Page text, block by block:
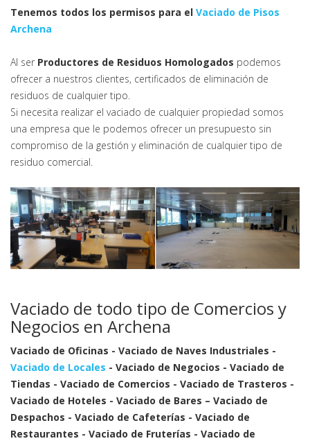
Tenemos todos los permisos para el Vaciado de Pisos
Archena
Al ser Productores de Residuos Homologados podemos
ofrecer a nuestros clientes, certificados de eliminación de
residuos de cualquier tipo.
Si necesita realizar el vaciado de cualquier propiedad somos
una empresa que le podemos ofrecer un presupuesto sin
compromiso de la gestión y eliminación de cualquier tipo de
residuo comercial.
Vaciado de todo tipo de Comercios y
Negocios en Archena
Vaciado de Oficinas - Vaciado de Naves Industriales -
Vaciado de Locales - Vaciado de Negocios - Vaciado de
Tiendas - Vaciado de Comercios - Vaciado de Trasteros -
Vaciado de Hoteles - Vaciado de Bares – Vaciado de
Despachos - Vaciado de Cafeterías - Vaciado de
Restaurantes - Vaciado de Fruterías - Vaciado de